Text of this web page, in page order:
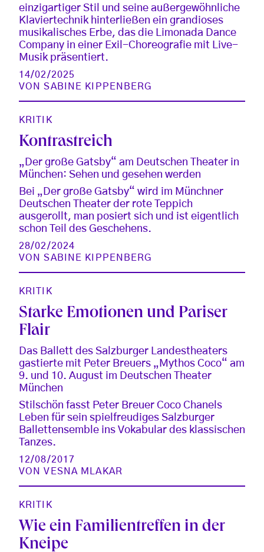
einzigartiger Stil und seine außergewöhnliche
Klaviertechnik hinterließen ein grandioses
musikalisches Erbe, das die Limonada Dance
Company in einer Exil-Choreografie mit Live-
Musik präsentiert.
14/02/2025
VONSABINE KIPPENBERG
KRITIK
Kontrastreich
„Der große Gatsby“ am Deutschen Theater in
München: Sehen und gesehen werden
Bei „Der große Gatsby“ wird im Münchner
Deutschen Theater der rote Teppich
ausgerollt, man posiert sich und ist eigentlich
schon Teil des Geschehens.
28/02/2024
VONSABINE KIPPENBERG
KRITIK
Starke Emotionen und Pariser
Flair
Das Ballett des Salzburger Landestheaters
gastierte mit Peter Breuers „Mythos Coco“ am
9. und 10. August im Deutschen Theater
München
Stilschön fasst Peter Breuer Coco Chanels
Leben für sein spielfreudiges Salzburger
Ballettensemble ins Vokabular des klassischen
Tanzes.
12/08/2017
VONVESNA MLAKAR
KRITIK
Wie ein Familientreffen in der
Kneipe